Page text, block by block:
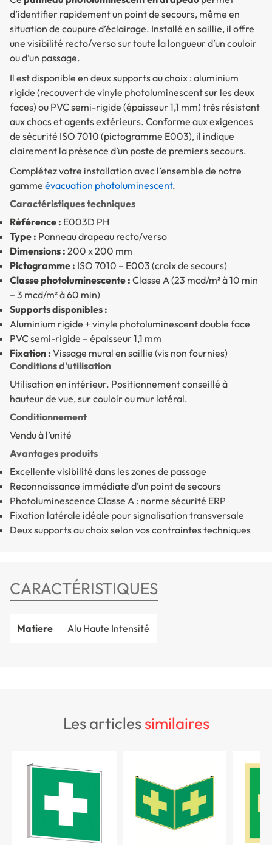
d’identifier rapidement un point de secours, même en
situation de coupure d’éclairage. Installé en saillie, il offre
une visibilité recto/verso sur toute la longueur d’un couloir
ou d’un passage.
Il est disponible en deux supports au choix : aluminium
rigide (recouvert de vinyle photoluminescent sur les deux
faces) ou PVC semi-rigide (épaisseur 1,1 mm) très résistant
aux chocs et agents extérieurs. Conforme aux exigences
de sécurité ISO 7010 (pictogramme E003), il indique
clairement la présence d’un poste de premiers secours.
Complétez votre installation avec l’ensemble de notre
gamme évacuation photoluminescent.
Caractéristiques techniques
Référence : E003D PH
Type : Panneau drapeau recto/verso
Dimensions : 200 x 200 mm
Pictogramme : ISO 7010 – E003 (croix de secours)
Classe photoluminescente : Classe A (23 mcd/m² à 10 min
– 3 mcd/m² à 60 min)
Supports disponibles :
Aluminium rigide + vinyle photoluminescent double face
PVC semi-rigide – épaisseur 1,1 mm
Fixation : Vissage mural en saillie (vis non fournies)
Conditions d'utilisation
Utilisation en intérieur. Positionnement conseillé à
hauteur de vue, sur couloir ou mur latéral.
Conditionnement
Vendu à l’unité
Avantages produits
Excellente visibilité dans les zones de passage
Reconnaissance immédiate d’un point de secours
Photoluminescence Classe A : norme sécurité ERP
Fixation latérale idéale pour signalisation transversale
Deux supports au choix selon vos contraintes techniques
CARACTÉRISTIQUES
Matiere Alu Haute Intensité
les articlessimilaires